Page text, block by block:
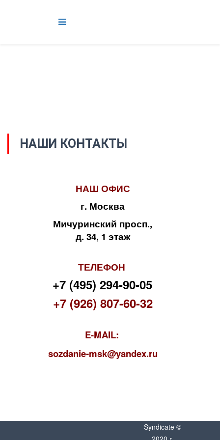
НАШИ КОНТАКТЫ
НАШ ОФИС
г. Москва
Мичуринский просп.,
д. 34, 1 этаж
ТЕЛЕФОН
+7 (495) 294-90-05
+7 (926) 807-60-32
E-MAIL:
sozdanie-msk@yandex.ru
Syndicate ©